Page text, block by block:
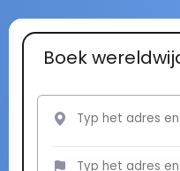
Boek